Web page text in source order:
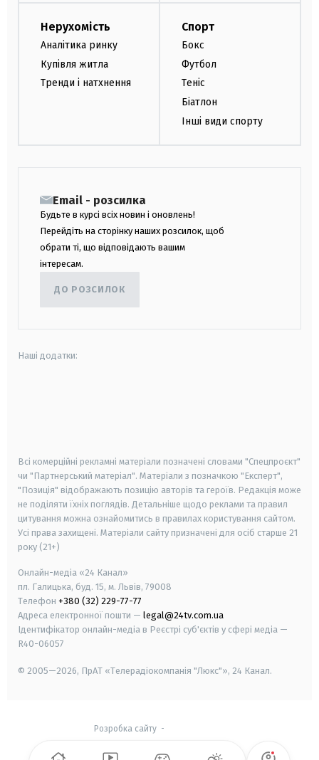
Нерухомість
Аналітика ринку
Купівля житла
Тренди і натхнення
Спорт
Бокс
Футбол
Теніс
Біатлон
Інші види спорту
Email - розсилка
Будьте в курсі всіх новин і оновлень!
Перейдіть на сторінку наших розсилок, щоб
обрати ті, що відповідають вашим
інтересам.
ДО РОЗСИЛОК
Наші додатки:
Всі комерційні рекламні матеріали позначені словами "Спецпроєкт"
чи "Партнерський матеріал". Матеріали з позначкою "Експерт",
"Позиція" відображають позицію авторів та героїв. Редакція може
не поділяти їхніх поглядів. Детальніше щодо реклами та правил
цитування можна ознайомитись в правилах користування сайтом.
Усі права захищені. Матеріали сайту призначені для осіб старше 21
року (21+)
Онлайн-медіа «24 Канал»
пл. Галицька, буд. 15, м. Львів, 79008
Телефон +380 (32) 229-77-77
Адреса електронної пошти — legal@24tv.com.ua
Ідентифікатор онлайн-медіа в Реєстрі суб'єктів у сфері медіа —
R40-06057
© 2005—2026, ПрАТ «Телерадіокомпанія "Люкс"», 24 Канал.
Розробка сайту-